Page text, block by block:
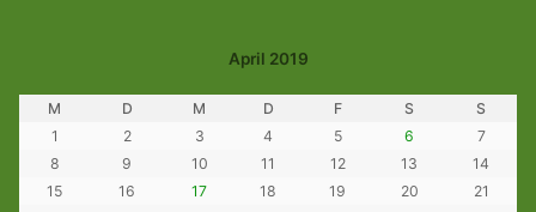
April 2019
M D M D F S
S
1
2 3 4 5 6
7
8
9 10 11 12 13
14
15
16 17 18 19 20
21